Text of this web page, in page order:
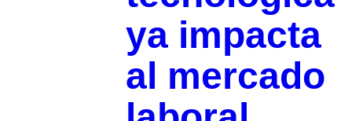
ya impacta
al mercado